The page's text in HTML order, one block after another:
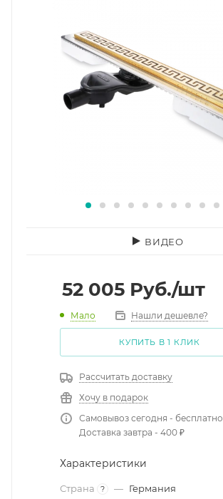
ВИДЕО
52 005 Руб./шт
Мало Нашли дешевле?
КУПИТЬ В 1 КЛИК
Рассчитать доставку
Хочу в подарок
Самовывоз сегодня - бесплатно
Доставка завтра - 400 ₽
Характеристики
Страна ? — Германия